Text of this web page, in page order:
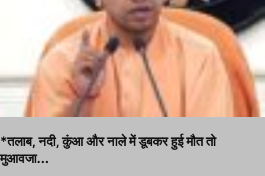
*तलाब, नदी, कुंआ और नाले में डूबकर हुई मौत तो
मुआवजा...